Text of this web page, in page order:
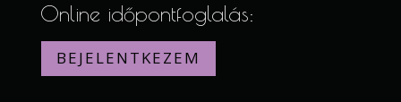
Online időpontfoglalás:
BEJELENTKEZEM